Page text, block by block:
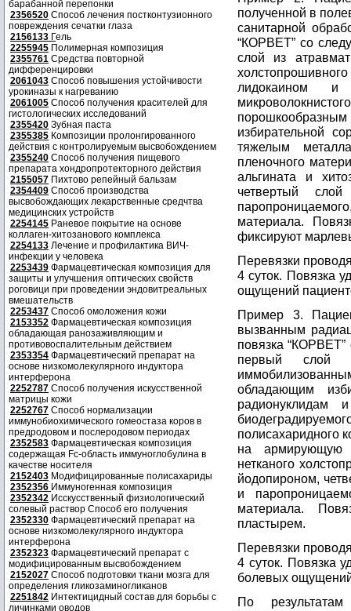
барабанной перепонки
2356520 Способ лечения постконтузионного
повреждения сечатки глаза
2156133 Гель
2255945 Полимерная композиция
2355761 Средства повторной
дифференцировки
2061043 Способ повышения устойчивости
урокиназы к нагреванию
2061005 Способ получения красителей для
гистологических исследований
2355420 Зубная паста
2355385 Композиции пролонгированного
действия с контролируемым высвобождением
2355240 Способ получения пищевого
препарата хондропротекторного действия
2155057 Пихтово репейный бальзам
2354409 Способ производства
высвобождающих лекарственные средчтва
медицинских устройств
2254145 Раневое покрытие на основе
коллаген-хитозанового комплекса
2254133 Лечение и профилактика ВИЧ-
инфекции у человека
2253439 Фармацевтическая композиция для
защиты и улучшения оптических свойств
роговици при проведении эндовитреальных
вмешательств
2253437 Способ омоложения кожи
2153352 Фармацевтическая композиция
обладающая ранозаживляющим и
противовоспалительным действием
2353354 Фармацевтический препарат на
основе низкомолекулярного индуктора
интерферона
2252787 Способ получения искусственной
матрицы кожи
2252767 Способ нормализации
иммунобиохимического гомеостаза коров в
предродовом и послеродовом периодах
2352583 Фармацевтическая композиция
содержащая Fc-область иммуноглобулина в
качестве носителя
2152403 Модифицированные полисахариды
2352356 Иммуногенная композиция
2352342 Исскусственный физиологический
солевый раствор Способ его получения
2352330 Фармацевтический препарат на
основе низкомолекулярного индуктора
интерферона
2352323 Фармацевтический препарат с
модифицированным высвобождением
2152027 Способ подготовки ткани мозга для
определения гликозаминогликанов
2251842 Интектицидный состав для борьбы с
личинками оводов
полученной в
санитарной
“КОРВЕТ” со
слой из
лидокаином и
избирательной
тяжелым
пленочного
альгината и
четвертый
материала.
фиксируют
Перевязки
4 суток. Повязка
ощущений
Пример 3.
вызванным
повязка
первый слой
обладающим
полисахаридного
на армирующую
нетканого
йодопироном,
и
материала.
пластырем.
Перевязки
4 суток. Повязка
болевых
По